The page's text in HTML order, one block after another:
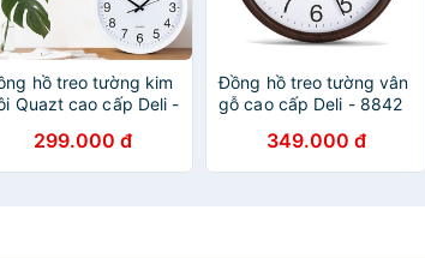
hồ treo tường kim
Quazt cao cấp Deli -
móc treo giá shock
299.000 đ
Đồng hồ treo tường vân
gỗ cao cấp Deli - 8842
349.000 đ